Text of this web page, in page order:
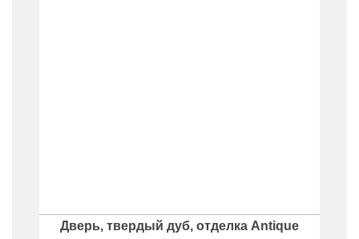
Дверь, твердый дуб, отделка Antique